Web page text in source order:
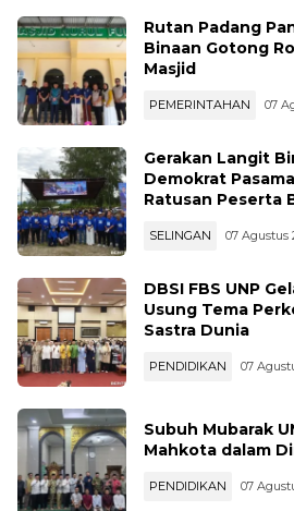
Rutan Padang
Binaan Gotong
Masjid
PEMERINTAHAN 07
Gerakan Langit
Demokrat
Ratusan Peserta
SELINGAN 07 Agustus
DBSI FBS UNP
Usung Tema
Sastra Dunia
PENDIDIKAN 07
Subuh Mubarak
Mahkota dalam
PENDIDIKAN 07